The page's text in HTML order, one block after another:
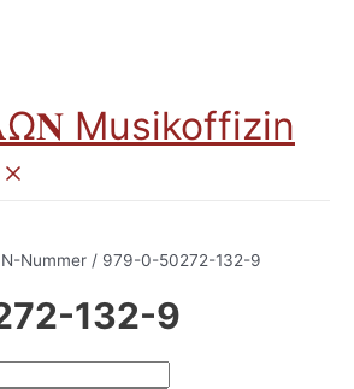
Musikoffizin
Nummer / 979-0-50272-132-9
132-9